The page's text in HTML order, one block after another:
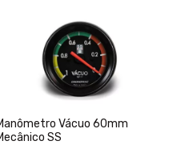
Vácuo 60mm
SS